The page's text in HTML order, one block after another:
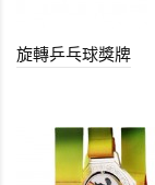
旋轉乒乓球獎牌